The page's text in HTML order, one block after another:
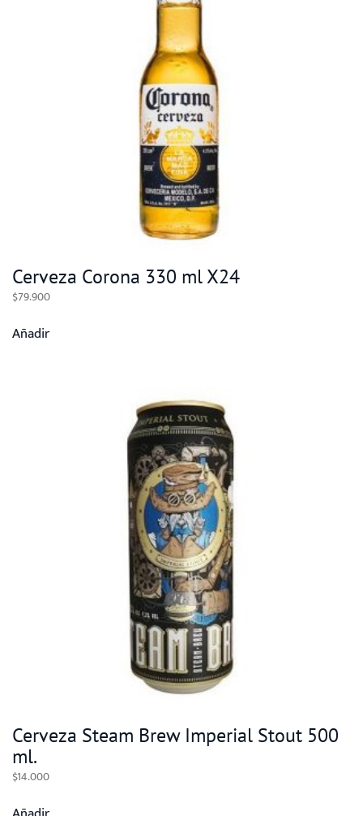
Cerveza Corona 330 ml X24
$79.900
Añadir
Cerveza Steam Brew Imperial Stout 500
ml.
$14.000